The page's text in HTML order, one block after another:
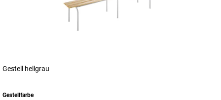
Gestell hellgrau
Gestellfarbe